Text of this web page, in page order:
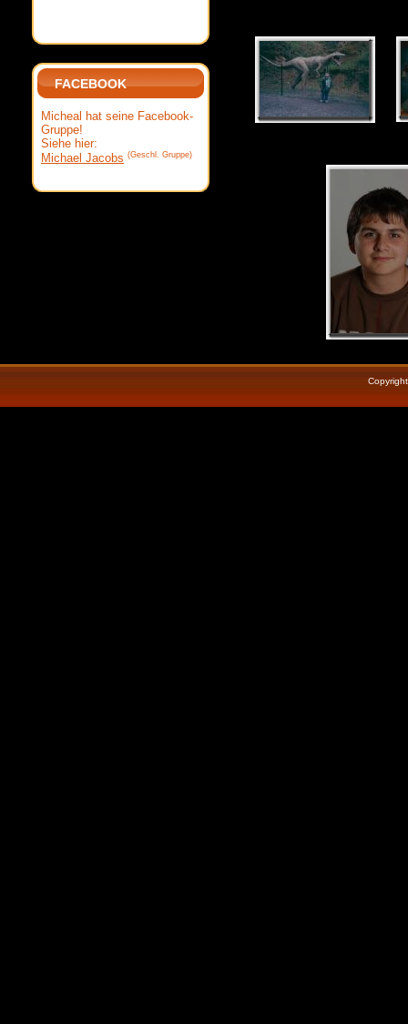
FACEBOOK
Micheal hat seine Facebook-
Gruppe!
Siehe hier:
Michael Jacobs (Geschl. Gruppe)